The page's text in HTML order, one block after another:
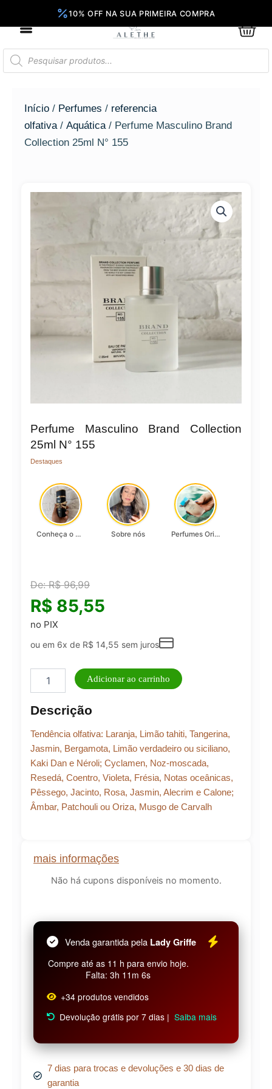
conteúdo
Pesquisar
produtos
Início / Perfumes / referencia
olfativa / Aquática / Perfume Masculino Brand
Collection 25ml N° 155
mais informações
Não há cupons disponíveis no momento.
Venda garantida pela Lady Griffe
Compre até as 11 h para envio hoje.
Falta: 3h 11m 6s
+34 produtos vendidos
Devolução grátis por 7 dias | Saiba mais
7 dias para trocas e devoluções e 30 dias de
garantia
Perfume Masculino Brand Collection
25ml N° 155
Destaques
Conheça o Asad, da Lattafa… Sobre nós Perfumes Originais
De:R$96,99
R$ 85,55
no PIX
ou em 6x de R$ 14,55 sem juros
Masculino
Collection
N°
155
quantidade
Adicionar ao carrinho
Descrição
Tendência olfativa: Laranja, Limão tahiti, Tangerina,
Jasmin, Bergamota, Limão verdadeiro ou siciliano,
Kaki Dan e Néroli; Cyclamen, Noz-moscada,
Resedá, Coentro, Violeta, Frésia, Notas oceânicas,
Pêssego, Jacinto, Rosa, Jasmin, Alecrim e Calone;
Âmbar, Patchouli ou Oriza, Musgo de Carvalh